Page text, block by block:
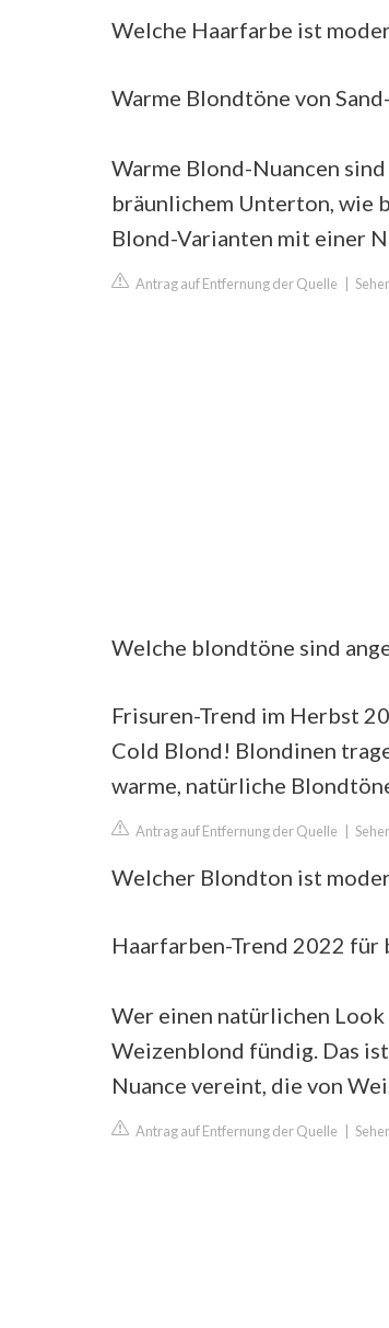
Welche Haarfarbe ist
Warme Blondtöne von
Warme Blond-Nuancen
bräunlichem Unterton, wie
Blond-Varianten mit einer
Antrag auf Entfernung der Quelle
Welche blondtöne sind
Frisuren-Trend im Herbst
Cold Blond! Blondinen
warme, natürliche
Antrag auf Entfernung der Quelle
Welcher Blondton ist
Haarfarben-Trend 2022 für
Wer einen natürlichen
Weizenblond fündig. Das
Nuance vereint, die von
Antrag auf Entfernung der Quelle